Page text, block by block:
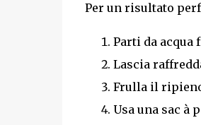
Per un risultato
Parti da acqua
Lascia
Frulla il
Usa una sac à